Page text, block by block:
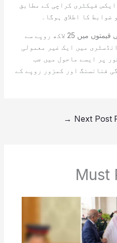
فیکٹری کراچی کے مطابق
کا اطلاق ہوگا۔
فورچیونر جی اور فورچیونر وی کی قیمتوں میں 25 لاکھ روپے سے
میں ایک غیر معمولی
پر ایسے ماحول میں جب
فنانسنگ اور کمزور روپے کے
Next Post
→
Must